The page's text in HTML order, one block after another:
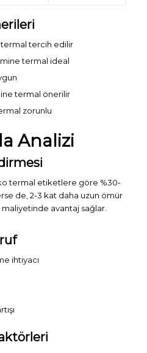
termal tercih edilir
termal ideal
termal önerilir
zorunlu
Analizi
termal etiketlere göre %30-
de, 2-3 kat daha uzun ömür
avantaj sağlar.
ihtiyacı